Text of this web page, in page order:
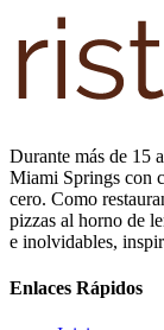
Durante más de 15
Miami Springs con
cero. Como
pizzas al horno de
e inolvidables,
Enlaces Rápidos